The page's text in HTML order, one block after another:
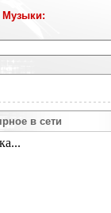
Музыки:
в сети